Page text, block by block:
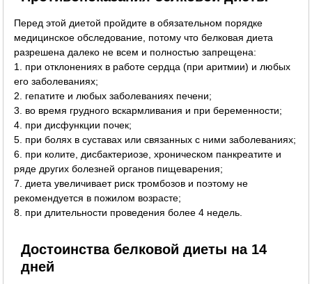
Перед этой диетой пройдите в обязательном порядке
медицинское обследование, потому что белковая диета
разрешена далеко не всем и полностью запрещена:
1. при отклонениях в работе сердца (при аритмии) и любых
его заболеваниях;
2. гепатите и любых заболеваниях печени;
3. во время грудного вскармливания и при беременности;
4. при дисфункции почек;
5. при болях в суставах или связанных с ними заболеваниях;
6. при колите, дисбактериозе, хроническом панкреатите и
ряде других болезней органов пищеварения;
7. диета увеличивает риск тромбозов и поэтому не
рекомендуется в пожилом возрасте;
8. при длительности проведения более 4 недель.
Достоинства белковой диеты на 14
дней